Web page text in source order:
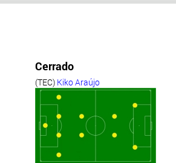
Cerrado
(TEC) Kiko Araújo